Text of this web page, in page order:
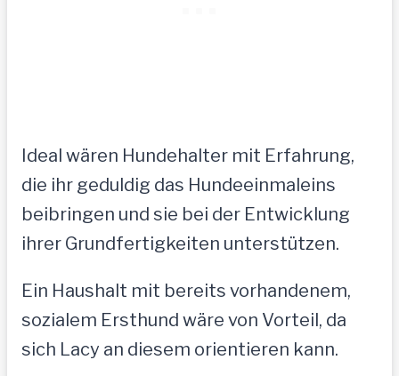
Ideal wären Hundehalter mit Erfahrung,
die ihr geduldig das Hundeeinmaleins
beibringen und sie bei der Entwicklung
ihrer Grundfertigkeiten unterstützen.
Ein Haushalt mit bereits vorhandenem,
sozialem Ersthund wäre von Vorteil, da
sich Lacy an diesem orientieren kann.